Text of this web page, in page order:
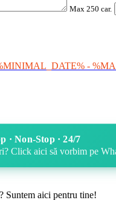
Max 250 car.
-
· Non-Stop · 24/7
Click aici să vorbim pe